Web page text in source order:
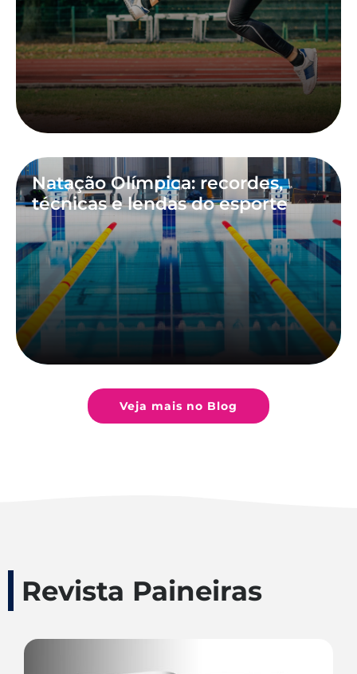
Natação Olímpica: recordes,
técnicas e lendas do esporte
Veja mais no Blog
Revista Paineiras